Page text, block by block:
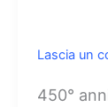
Lascia un
450°